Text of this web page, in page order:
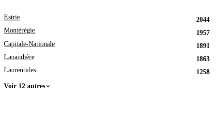
Estrie
2044
Montérégie
1957
Capitale-Nationale
1891
Lanaudière
1863
Laurentides
1258
Voir 12 autres